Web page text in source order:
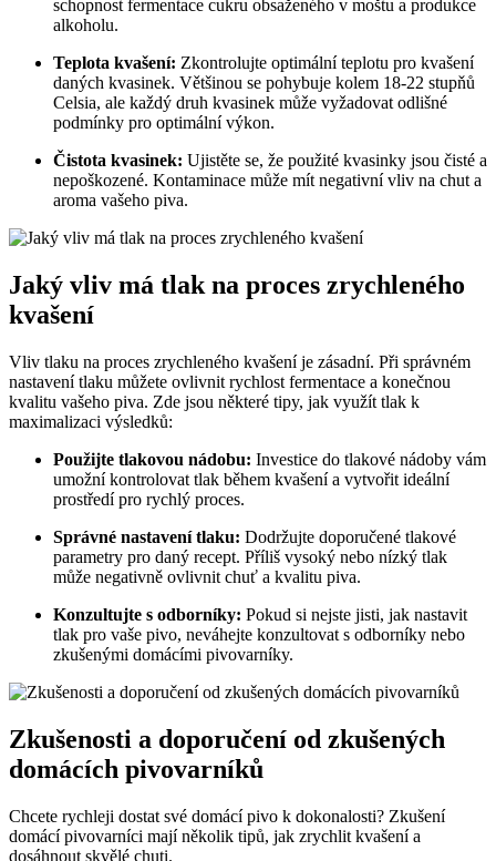
schopnost fermentace cukru obsaženého v moštu a produkce
alkoholu.
Teplota kvašení: Zkontrolujte optimální teplotu pro kvašení
daných kvasinek. Většinou se pohybuje kolem 18-22 stupňů
Celsia, ale každý druh kvasinek může vyžadovat odlišné
podmínky pro optimální výkon.
Čistota kvasinek: Ujistěte se, že použité kvasinky jsou čisté a
nepoškozené. Kontaminace může mít negativní vliv na chut a
aroma vašeho piva.
Jaký vliv má tlak na proces zrychleného
kvašení
Vliv tlaku na proces zrychleného kvašení je zásadní. Při správném
nastavení tlaku můžete ovlivnit rychlost fermentace a konečnou
kvalitu vašeho piva. Zde jsou některé tipy, jak využít tlak k
maximalizaci výsledků:
Použijte tlakovou nádobu: Investice do tlakové nádoby vám
umožní kontrolovat tlak během kvašení a vytvořit ideální
prostředí pro rychlý proces.
Správné nastavení tlaku: Dodržujte doporučené tlakové
parametry pro daný recept. Příliš vysoký nebo nízký tlak
může negativně ovlivnit chuť a kvalitu piva.
Konzultujte s odborníky: Pokud si nejste jisti, jak nastavit
tlak pro vaše pivo, neváhejte konzultovat s odborníky nebo
zkušenými domácími pivovarníky.
Zkušenosti a doporučení od zkušených
domácích pivovarníků
Chcete rychleji dostat své domácí pivo k dokonalosti? Zkušení
domácí pivovarníci mají několik tipů, jak zrychlit kvašení a
dosáhnout skvělé chuti.